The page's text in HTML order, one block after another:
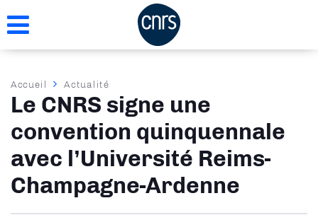
au
Fil
d'Ariane
Accueil Actualité
Le CNRS signe une
convention quinquennale
avec l’Université Reims-
Champagne-Ardenne